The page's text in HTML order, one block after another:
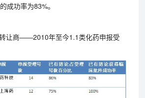
成功率为83%。
让商——2010年至今1.1类化药申报受